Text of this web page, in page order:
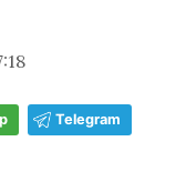
Telegram